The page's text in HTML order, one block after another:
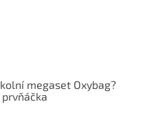
megaset Oxybag?